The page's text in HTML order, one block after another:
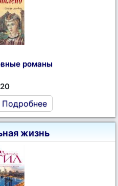
романы
Подробнее
жизнь